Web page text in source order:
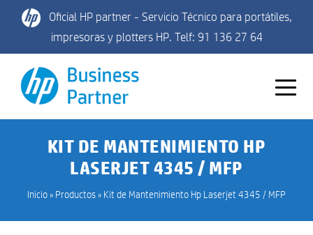
Oficial HP partner - Servicio Técnico para portátiles,
impresoras y plotters HP. Telf: 91 136 27 64
KIT DE MANTENIMIENTO HP
LASERJET 4345 / MFP
Inicio» Productos» Kit de Mantenimiento Hp Laserjet 4345 / MFP